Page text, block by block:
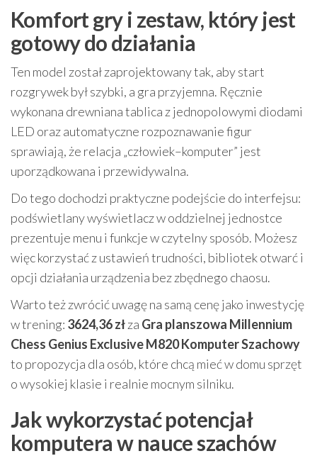
Komfort gry i zestaw, który jest
gotowy do działania
Ten model został zaprojektowany tak, aby start
rozgrywek był szybki, a gra przyjemna. Ręcznie
wykonana drewniana tablica z jednopolowymi diodami
LED oraz automatyczne rozpoznawanie figur
sprawiają, że relacja „człowiek–komputer” jest
uporządkowana i przewidywalna.
Do tego dochodzi praktyczne podejście do interfejsu:
podświetlany wyświetlacz w oddzielnej jednostce
prezentuje menu i funkcje w czytelny sposób. Możesz
więc korzystać z ustawień trudności, bibliotek otwarć i
opcji działania urządzenia bez zbędnego chaosu.
Warto też zwrócić uwagę na samą cenę jako inwestycję
w trening: 3624,36 złza Gra planszowa Millennium
Chess Genius Exclusive M820 Komputer Szachowy
to propozycja dla osób, które chcą mieć w domu sprzęt
o wysokiej klasie i realnie mocnym silniku.
Jak wykorzystać potencjał
komputera w nauce szachów